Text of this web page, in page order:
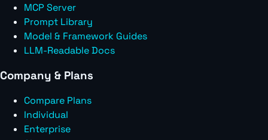
MCP Server
Prompt Library
Model & Framework Guides
LLM-Readable Docs
Company & Plans
Compare Plans
Individual
Enterprise